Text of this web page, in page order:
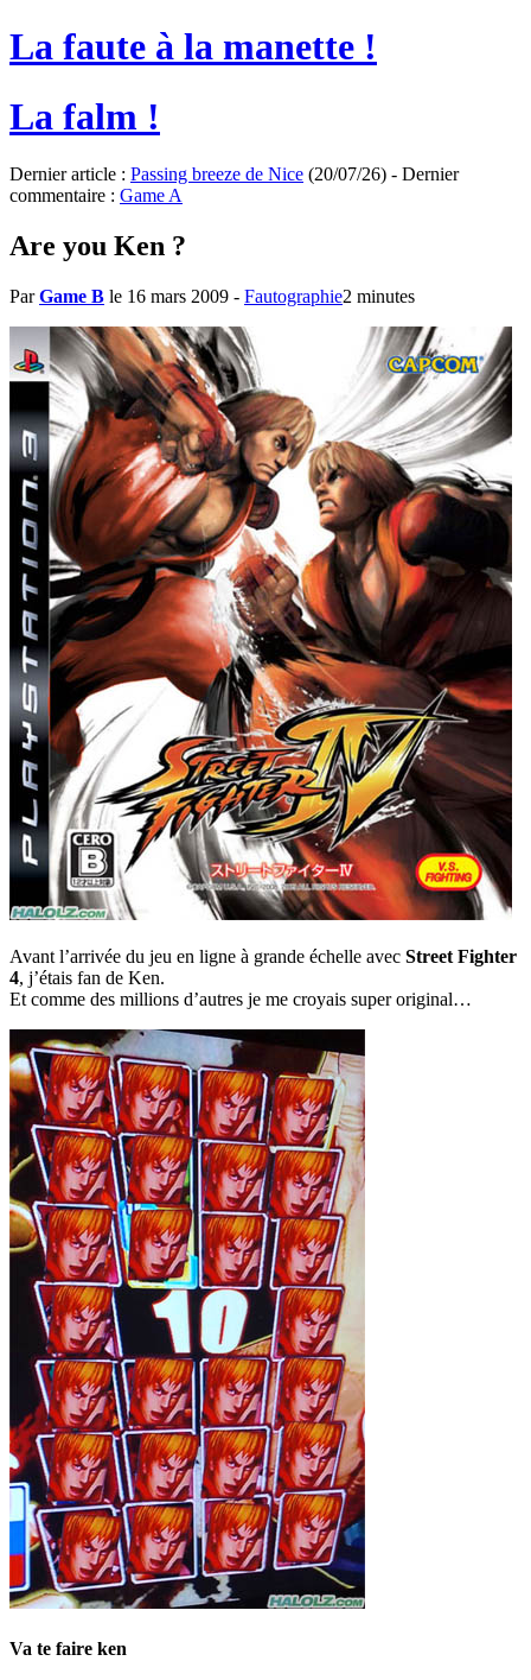
La faute à la manette !
La falm !
Dernier article : Passing breeze de Nice (20/07/26) - Dernier
commentaire : Game A
Are you Ken ?
ParGame B le 16 mars 2009 - Fautographie2 minutes
Avant l’arrivée du jeu en ligne à grande échelle avec Street Fighter
4, j’étais fan de Ken.
Et comme des millions d’autres je me croyais super original…
Va te faire ken